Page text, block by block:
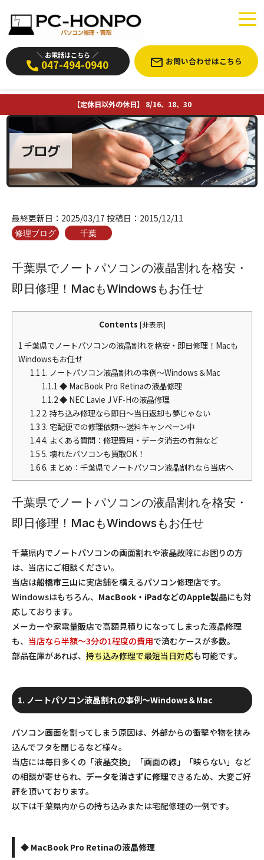
＼ お電話はこちら ／
047-494-0940 お問い合わせはこちら
【定休日以外の休日】 8/16、18、30
ブログ
最終更新日： 2025/03/17 投稿日： 2015/12/11
修理ブログ 千葉
千葉県でノートパソコンの液晶割れを格安・
即日修理！MacもWindowsもお任せ
Contents [非表示]
1 千葉県でノートパソコンの液晶割れを格安・即日修理！Macも
Windowsもお任せ
1.1 1. ノートパソコン液晶割れの事例～Windows＆Mac
1.1.1 ◆ MacBook Pro Retinaの液晶修理
1.1.2◆ NEC Lavie J VF-Hの液晶修理
1.22. 持ち込み修理なら即日～当日返却も夢じゃない
1.3 3. 宅配便での修理依頼～送料キャンペーン中
1.44. よくある質問：修理費用・データ消去の有無など
1.5 5. 壊れたパソコンも買取OK！
1.66. まとめ：千葉県でノートパソコン液晶割れなら当店へ
千葉県でノートパソコンの液晶割れを格安・
即日修理！MacもWindowsもお任せ
千葉県内でノートパソコンの画面割れや液晶故障にお困りの方
は、当店にご相談ください。
当店は船橋市三山に実店舗を構えるパソコン修理店です。
Windowsはもちろん、 MacBook・iPadなどのApple製品にも対
応しております。
メーカーや家電量販店で高額見積りになってしまった液晶修理
も、 当店なら半額～3分の1程度の費用で済むケースが多数。
部品在庫があれば、 持ち込み修理で最短当日対応も可能です。
1. ノートパソコン液晶割れの事例～Windows＆Mac
パソコン画面を割ってしまう原因は、外部からの衝撃や物を挟み
込んでフタを閉じるなど様々。
当店には毎日多くの「液晶交換」「画面の線」「映らない」など
の相談が寄せられ、 データを消さずに修理できるため、大変ご好
評を頂いております。
以下は千葉県内からの持ち込みまたは宅配修理の一例です。
◆ MacBook Pro Retinaの液晶修理